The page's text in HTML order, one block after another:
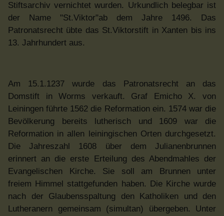
Stiftsarchiv vernichtet wurden. Urkundlich belegbar ist
der Name "St.Viktor"ab dem Jahre 1496. Das
Patronatsrecht übte das St.Viktorstift in Xanten bis ins
13. Jahrhundert aus.
Am 15.1.1237 wurde das Patronatsrecht an das
Domstift in Worms verkauft. Graf Emicho X. von
Leiningen führte 1562 die Reformation ein. 1574 war die
Bevölkerung bereits lutherisch und 1609 war die
Reformation in allen leiningischen Orten durchgesetzt.
Die Jahreszahl 1608 über dem Julianenbrunnen
erinnert an die erste Erteilung des Abendmahles der
Evangelischen Kirche. Sie soll am Brunnen unter
freiem Himmel stattgefunden haben. Die Kirche wurde
nach der Glaubensspaltung den Katholiken und den
Lutheranern gemeinsam (simultan) übergeben. Unter